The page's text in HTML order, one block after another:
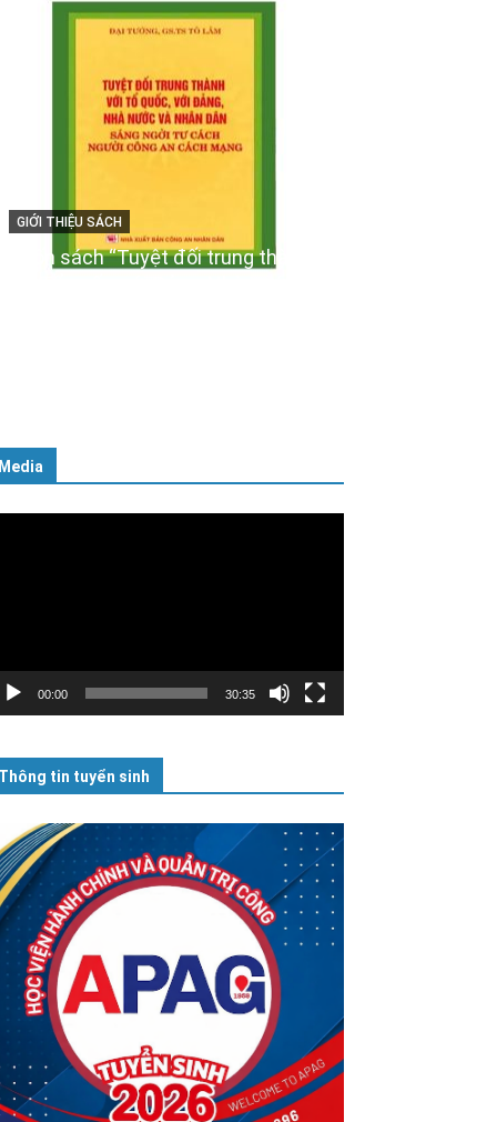
GIỚI THIỆU SÁCH
Media
00:00 30:35
Thông tin tuyển sinh